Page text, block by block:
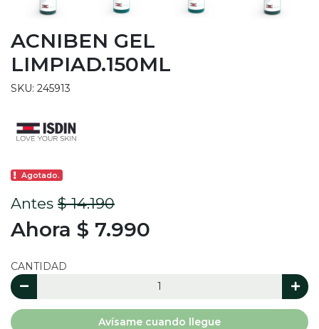
ACNIBEN GEL
LIMPIAD.150ML
SKU: 245913
Agotado.
Antes $ 14.190
Ahora $ 7.990
CANTIDAD
Avísame cuando llegue